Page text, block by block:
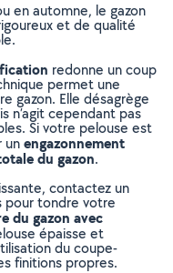
en automne, le gazon
et de qualité
redonne un coup
permet une
gazon. Elle désagrège
n’agit cependant pas
Si votre pelouse est
unengazonnement
du gazon.
contactez un
pour tondre votre
du gazon avec
épaisse et
du coupe-
finitions propres.